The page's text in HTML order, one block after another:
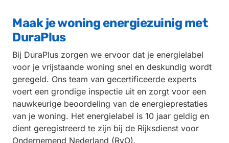
Maak je woning energiezuinig met
DuraPlus
Bij DuraPlus zorgen we ervoor dat je energielabel
voor je vrijstaande woning snel en deskundig wordt
geregeld. Ons team van gecertificeerde experts
voert een grondige inspectie uit en zorgt voor een
nauwkeurige beoordeling van de energieprestaties
van je woning. Het energielabel is 10 jaar geldig en
dient geregistreerd te zijn bij de Rijksdienst voor
Ondernemend Nederland (RvO).